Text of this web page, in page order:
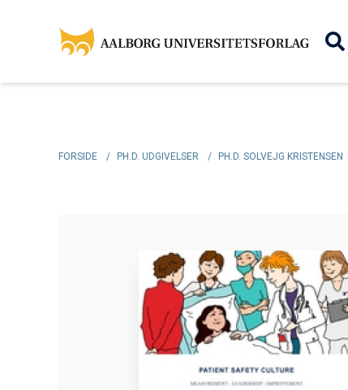
FORSIDE / PH.D. UDGIVELSER / PH.D. SOLVEJG KRISTENSEN